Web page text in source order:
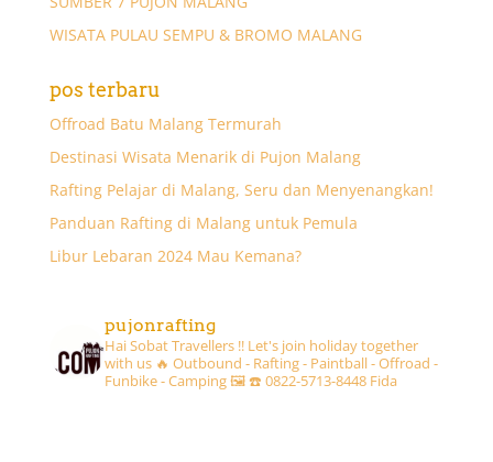
WISATA PULAU SEMPU & BROMO MALANG
pos terbaru
Offroad Batu Malang Termurah
Destinasi Wisata Menarik di Pujon Malang
Rafting Pelajar di Malang, Seru dan Menyenangkan!
Panduan Rafting di Malang untuk Pemula
Libur Lebaran 2024 Mau Kemana?
pujonrafting
Hai Sobat Travellers !! Let's join holiday together
with us 🔥 Outbound - Rafting - Paintball - Offroad -
Funbike - Camping 🖼☎️ 0822-5713-8448 Fida